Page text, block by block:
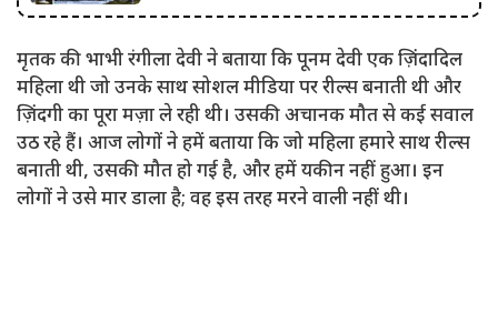
मृतक की भाभी रंगीला देवी ने बताया कि पूनम देवी एक ज़िंदादिल
महिला थी जो उनके साथ सोशल मीडिया पर रील्स बनाती थी और
ज़िंदगी का पूरा मज़ा ले रही थी। उसकी अचानक मौत से कई सवाल
उठ रहे हैं। आज लोगों ने हमें बताया कि जो महिला हमारे साथ रील्स
बनाती थी, उसकी मौत हो गई है, और हमें यकीन नहीं हुआ। इन
लोगों ने उसे मार डाला है; वह इस तरह मरने वाली नहीं थी।